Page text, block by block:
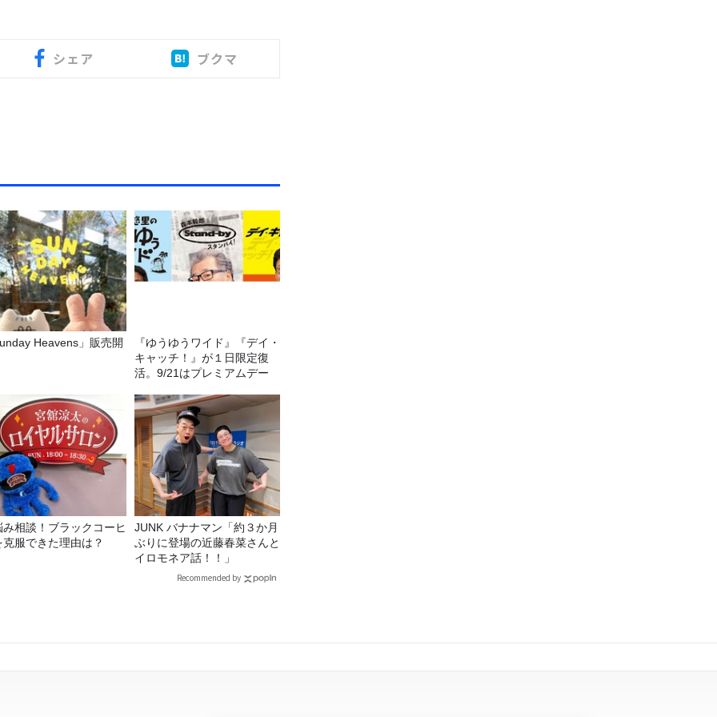
シェア ブクマ
Heavens」販売開
『ゆうゆうワイド』『デイ・
キャッチ！』が１日限定復
活。9/21はプレミアムデー
み相談！ブラックコーヒ
克服できた理由は？
JUNK バナナマン「約３か月
ぶりに登場の近藤春菜さんと
イロモネア話！！」
Recommended by